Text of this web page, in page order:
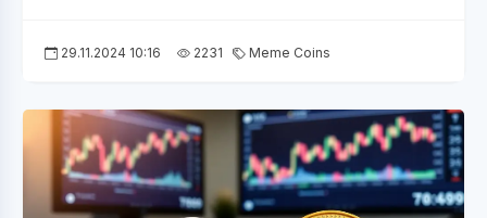
29.11.2024 10:16 2231 Meme Coins